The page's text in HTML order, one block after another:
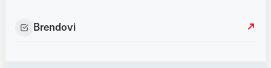
Brendovi